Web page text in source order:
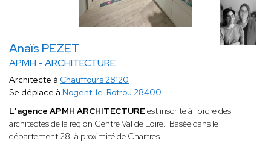
Anaïs PEZET
APMH - ARCHITECTURE
Architecte à Chauffours 28120
Se déplace à Nogent-le-Rotrou 28400
L'agence APMH ARCHITECTUREest inscrite à l'ordre des
architectes de la région Centre Val de Loire. Basée dans le
département 28, à proximité de Chartres.